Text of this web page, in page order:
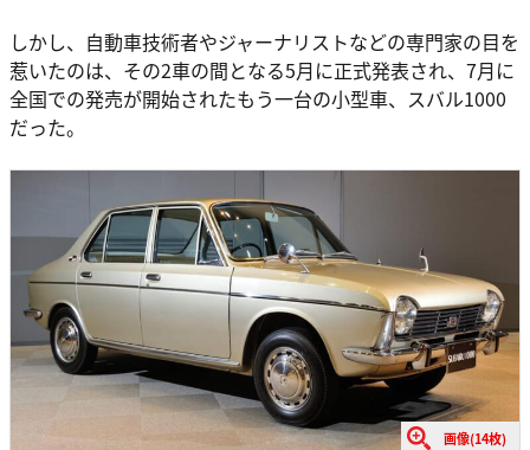
しかし、自動車技術者やジャーナリストなどの専門家の目を
惹いたのは、その2車の間となる5月に正式発表され、7月に
全国での発売が開始されたもう一台の小型車、スバル1000
だった。
画像(14枚)